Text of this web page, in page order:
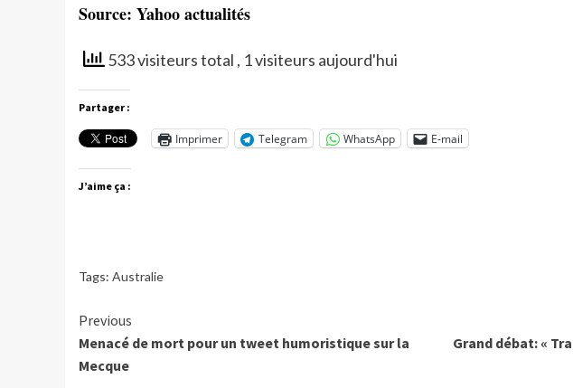
Source: Yahoo actualités
533 visiteurs total , 1 visiteurs aujourd'hui
Partager :
Imprimer Telegram WhatsApp E-mail
J’aime ça :
Tags: Australie
Continue
Reading
Previous
Menacé de mort pour un tweet humoristique sur la
Mecque
Grand débat: «